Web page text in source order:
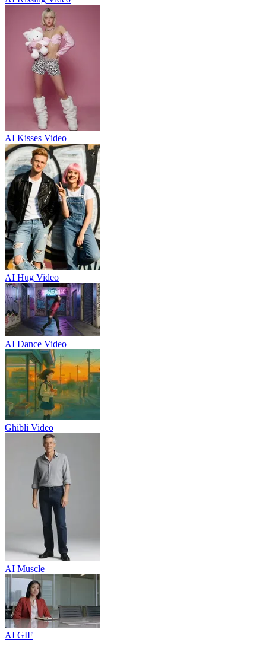
AI Kisses Video
AI Hug Video
AI Dance Video
Ghibli Video
AI Muscle
AI GIF